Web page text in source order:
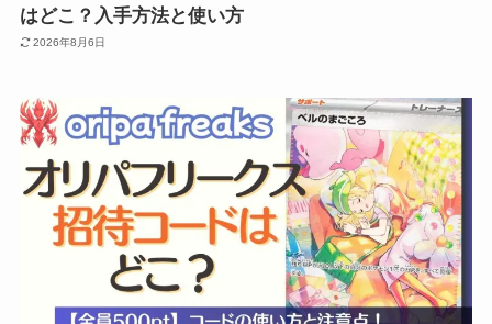
はどこ？入手方法と使い方
2026年8月6日